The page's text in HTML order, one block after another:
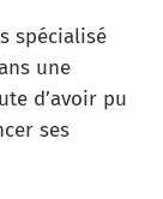
spécialisé
une
d’avoir pu
ses